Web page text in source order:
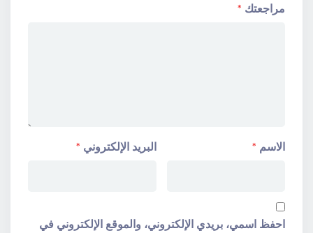
مراجعتك *
الاسم * البريد الإلكتروني *
احفظ اسمي، بريدي الإلكتروني، والموقع الإلكتروني في